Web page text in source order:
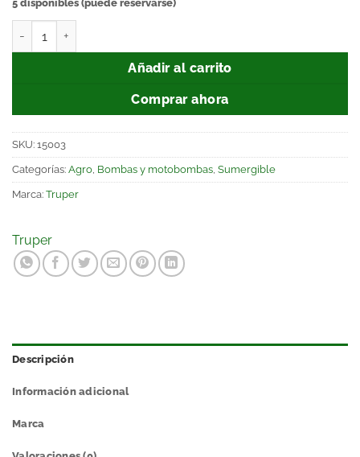
5 disponibles (puede reservarse)
Añadir al carrito
Comprar ahora
SKU: 15003
Categorías: Agro Bombas y motobombas Sumergible
Marca: Truper
Truper
Descripción
Información adicional
Marca